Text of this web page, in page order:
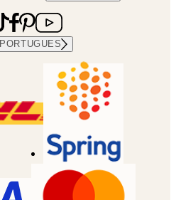
PORTUGUES